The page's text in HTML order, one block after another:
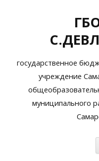
государственное
учреждение
муниципального